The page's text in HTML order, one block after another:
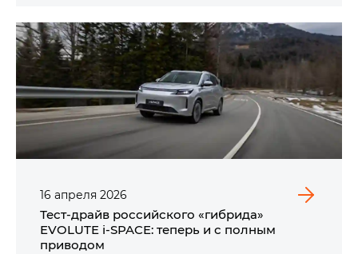
16 апреля 2026
Тест-драйв российского «гибрида»
EVOLUTE i‑SPACE: теперь и с полным
приводом